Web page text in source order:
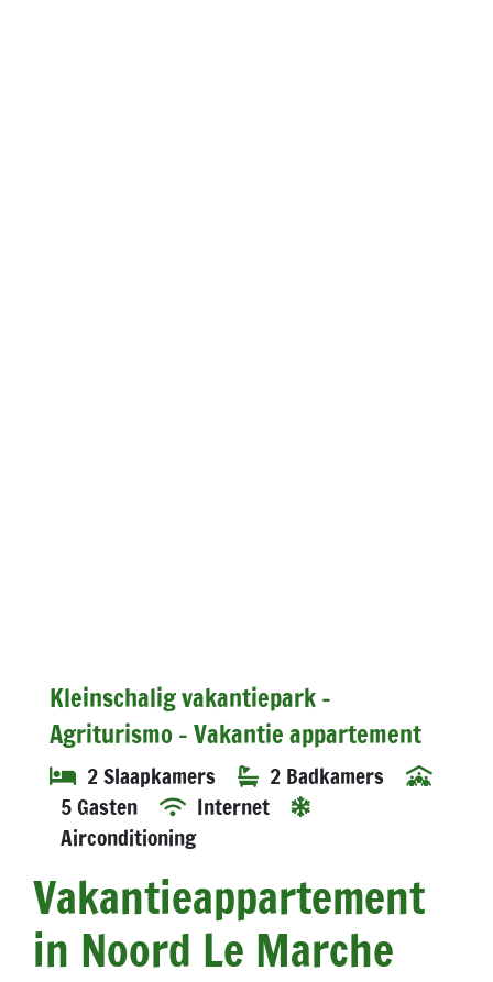
Kleinschalig vakantiepark -
Agriturismo - Vakantie appartement
2 Slaapkamers
2 Badkamers
5 Gasten
Internet
Airconditioning
Vakantieappartement
in Noord Le Marche